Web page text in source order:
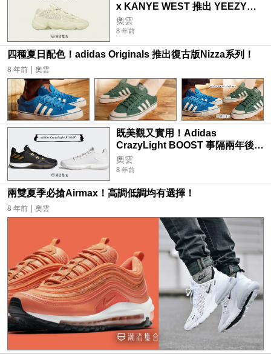
x KANYE WEST 推出 YEEZY
500 Supermoon Yellow！
奧雲
8 年前
四種夏日配色！adidas Originals 推出復古版Nizza系列！
8 年前 | 奧雲
既美觀又實用！Adidas
CrazyLight BOOST 事隔兩年後回
歸！
奧雲
8 年前
兩雙夏季必搶Airmax！高調低調均有選擇！
8 年前 | 奧雲